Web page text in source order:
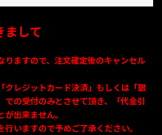
して
りますので、注文確定後のキャンセル
クレジットカード決済」もしくは「銀
での受付のみとさせて頂き、「代金引
出来ません。
いますので予めご了承ください。